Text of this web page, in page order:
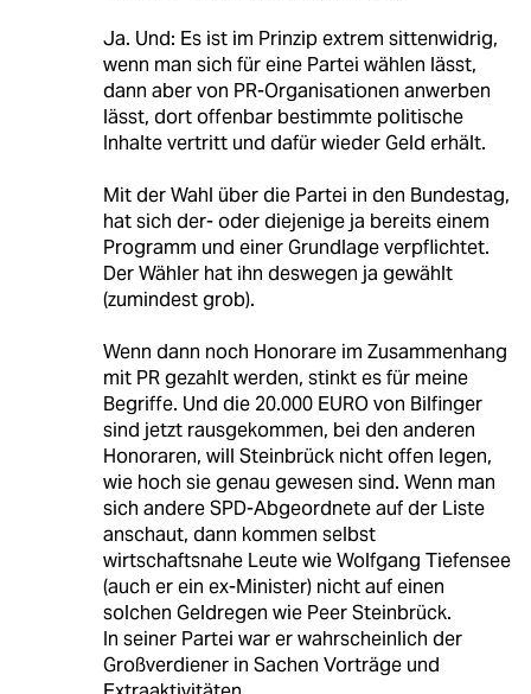
Ja. Und: Es ist im Prinzip extrem sittenwidrig,
wenn man sich für eine Partei wählen lässt,
dann aber von PR-Organisationen anwerben
lässt, dort offenbar bestimmte politische
Inhalte vertritt und dafür wieder Geld erhält.
Mit der Wahl über die Partei in den Bundestag,
hat sich der- oder diejenige ja bereits einem
Programm und einer Grundlage verpflichtet.
Der Wähler hat ihn deswegen ja gewählt
(zumindest grob).
Wenn dann noch Honorare im Zusammenhang
mit PR gezahlt werden, stinkt es für meine
Begriffe. Und die 20.000 EURO von Bilfinger
sind jetzt rausgekommen, bei den anderen
Honoraren, will Steinbrück nicht offen legen,
wie hoch sie genau gewesen sind. Wenn man
sich andere SPD-Abgeordnete auf der Liste
anschaut, dann kommen selbst
wirtschaftsnahe Leute wie Wolfgang Tiefensee
(auch er ein ex-Minister) nicht auf einen
solchen Geldregen wie Peer Steinbrück.
In seiner Partei war er wahrscheinlich der
Großverdiener in Sachen Vorträge und